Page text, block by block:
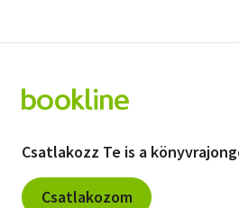
Csatlakozz Te is a
Csatlakozom